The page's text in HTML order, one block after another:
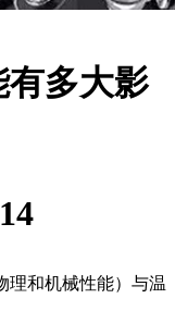
多大影
理和机械性能）与温